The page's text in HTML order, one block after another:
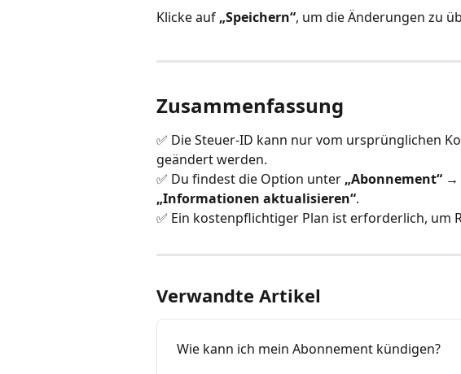
Klicke auf „Speichern“, um die Änderungen zu
Zusammenfassung
✅ Die Steuer-ID kann nur vom ursprünglichen
geändert werden.
✅ Du findest die Option unter „Abonnement“
„Informationen aktualisieren“.
✅ Ein kostenpflichtiger Plan ist erforderlich, um
Verwandte Artikel
Wie kann ich mein Abonnement kündigen?